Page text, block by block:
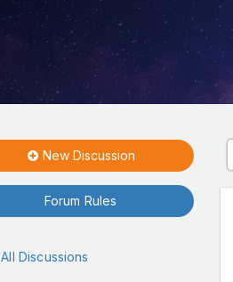
New Discussion
Forum Rules
All Discussions